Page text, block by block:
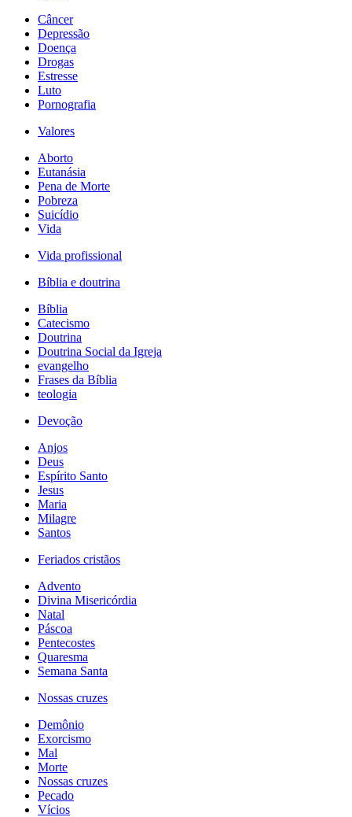
Câncer
Depressão
Doença
Drogas
Estresse
Luto
Pornografia
Valores
Aborto
Eutanásia
Pena de Morte
Pobreza
Suicídio
Vida
Vida profissional
Bíblia e doutrina
Bíblia
Catecismo
Doutrina
Doutrina Social da Igreja
evangelho
Frases da Bíblia
teologia
Devoção
Anjos
Deus
Espírito Santo
Jesus
Maria
Milagre
Santos
Feriados cristãos
Advento
Divina Misericórdia
Natal
Páscoa
Pentecostes
Quaresma
Semana Santa
Nossas cruzes
Demônio
Exorcismo
Mal
Morte
Nossas cruzes
Pecado
Vícios